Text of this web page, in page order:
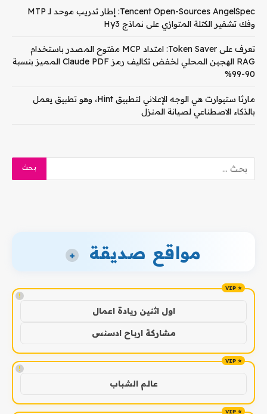
Tencent Open-Sources AngelSpec: إطار تدريب موحد لـ MTP
وفك تشفير الكتلة المتوازي على نماذج Hy3
تعرف على Token Saver: امتداد MCP مفتوح المصدر باستخدام
RAG الهجين المحلي لخفض تكاليف رمز Claude PDF المميز بنسبة
90-99%
مارثا ستيوارت هي الوجه الإعلاني لتطبيق Hint، وهو تطبيق يعمل
بالذكاء الاصطناعي لصيانة المنزل
مواقع صديقة +
!
اول اثنين ريادة اعمال
مشاركة ارباح ادسنس
!
عالم الشباب